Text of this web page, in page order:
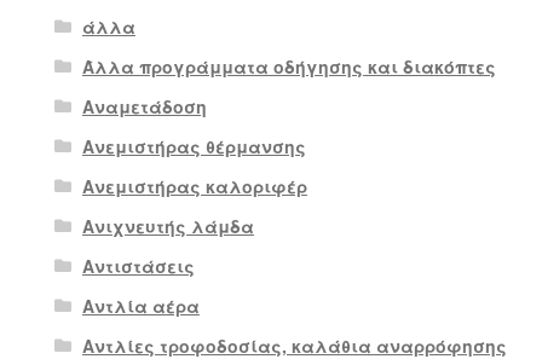
άλλα
Άλλα προγράμματα οδήγησης και διακόπτες
Αναμετάδοση
Ανεμιστήρας θέρμανσης
Ανεμιστήρας καλοριφέρ
Ανιχνευτής λάμδα
Αντιστάσεις
Αντλία αέρα
Αντλίες τροφοδοσίας, καλάθια αναρρόφησης